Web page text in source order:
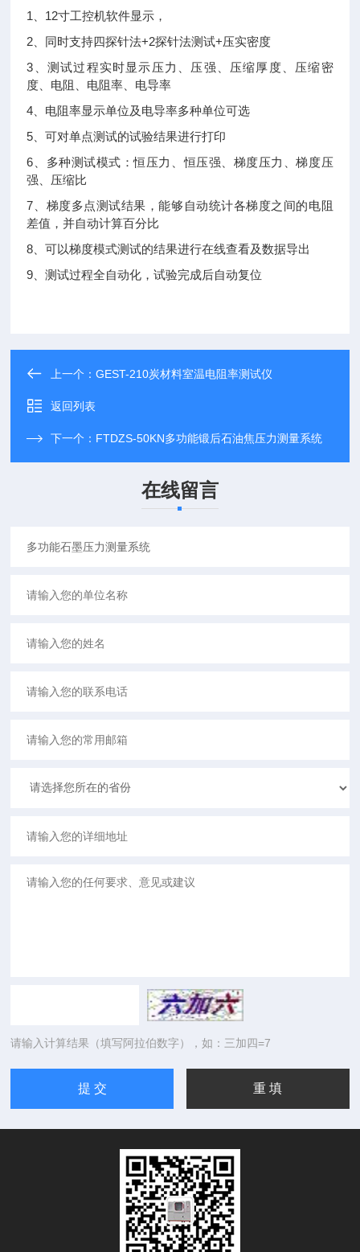
1、12寸工控机软件显示，
2、同时支持四探针法+2探针法测试+压实密度
3、测试过程实时显示压力、压强、压缩厚度、压缩密
度、电阻、电阻率、电导率
4、电阻率显示单位及电导率多种单位可选
5、可对单点测试的试验结果进行打印
6、多种测试模式：恒压力、恒压强、梯度压力、梯度压
强、压缩比
7、梯度多点测试结果，能够自动统计各梯度之间的电阻
差值，并自动计算百分比
8、可以梯度模式测试的结果进行在线查看及数据导出
9、测试过程全自动化，试验完成后自动复位
上一个：GEST-210炭材料室温电阻率测试仪
返回列表
下一个： FTDZS-50KN多功能锻后石油焦压力测量系统
在线留言
请输入计算结果（填写阿拉伯数字），如：三加四=7